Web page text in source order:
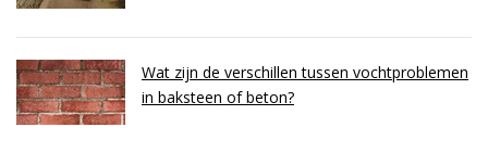
Wat zijn de verschillen tussen vochtproblemen
in baksteen of beton?